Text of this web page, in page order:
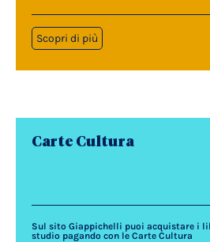
Scopri di più
Carte Cultura
Sul sito Giappichelli puoi acquistare i
studio pagando con le Carte Cultura